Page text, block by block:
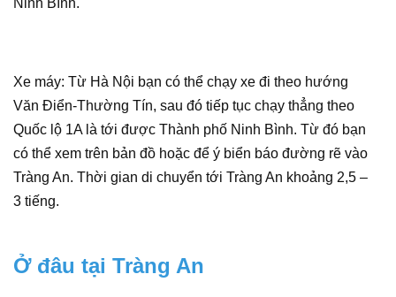
Ninh Bình.
Xe máy: Từ Hà Nội bạn có thể chạy xe đi theo hướng
Văn Điển-Thường Tín, sau đó tiếp tục chạy thẳng theo
Quốc lộ 1A là tới được Thành phố Ninh Bình. Từ đó bạn
có thể xem trên bản đồ hoặc để ý biển báo đường rẽ vào
Tràng An. Thời gian di chuyển tới Tràng An khoảng 2,5 –
3 tiếng.
Ở đâu tại Tràng An